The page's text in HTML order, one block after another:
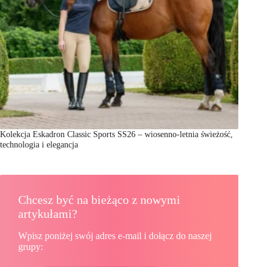
Kolekcja Eskadron Classic Sports SS26 – wiosenno-letnia świeżość,
technologia i elegancja
Chcesz być na bieżąco z nowymi
artykułami?
Wpisz poniżej swój adres e-mail i dołącz do naszej
grupy: